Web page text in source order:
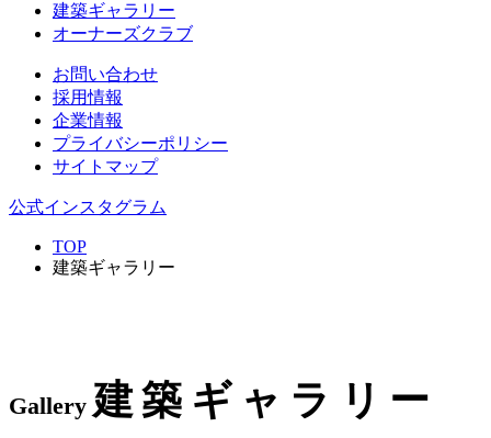
建築ギャラリー
オーナーズクラブ
お問い合わせ
採用情報
企業情報
プライバシーポリシー
サイトマップ
公式インスタグラム
TOP
建築ギャラリー
Gallery 建築ギャラリー